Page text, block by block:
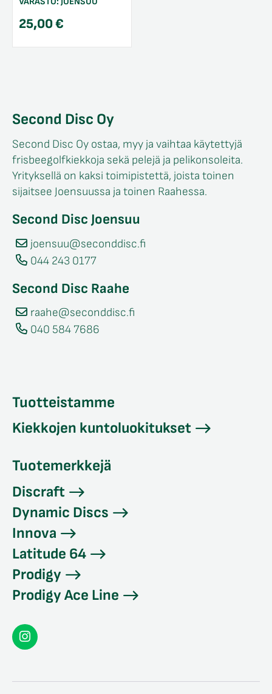
25,00€
Second Disc Oy
Second Disc Oy ostaa, myy ja vaihtaa käytettyjä
frisbeegolfkiekkoja sekä pelejä ja pelikonsoleita.
Yrityksellä on kaksi toimipistettä, joista toinen
sijaitsee Joensuussa ja toinen Raahessa.
Second Disc Joensuu
joensuu@seconddisc.fi
044 243 0177
Second Disc Raahe
raahe@seconddisc.fi
040 584 7686
Tuotteistamme
Kiekkojen kuntoluokitukset
Tuotemerkkejä
Discraft
Dynamic Discs
Innova
Latitude 64
Prodigy
Prodigy Ace Line
Seconddisc